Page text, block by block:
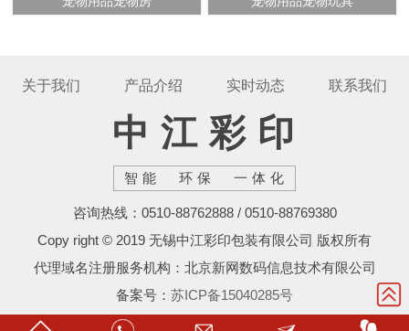
关于我们 产品介绍 实时动态 联系我们
中江彩印
智能 环保 一体化
咨询热线：0510-88762888 / 0510-88769380
Copy right © 2019 无锡中江彩印包装有限公司 版权所有
代理域名注册服务机构：北京新网数码信息技术有限公司
备案号： 苏ICP备15040285号